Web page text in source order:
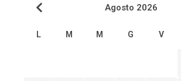
Agosto 2026
L M M G V